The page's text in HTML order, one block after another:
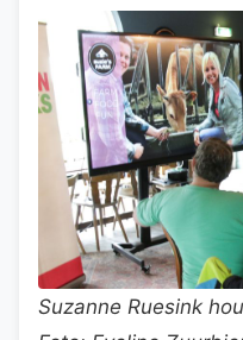
Suzanne Ruesink